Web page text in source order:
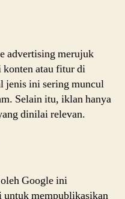
advertising merujuk
konten atau fitur di
jenis ini sering muncul
Selain itu, iklan hanya
dinilai relevan.
Google ini
mempublikasikan